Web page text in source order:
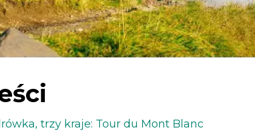
trzy kraje: Tour du Mont Blanc